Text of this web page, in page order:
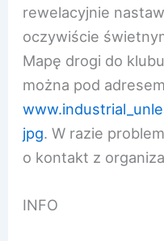
rewelacyjnie
oczywiście
Mapę drogi do
można pod adresem
jpg. W razie
o kontakt z
INFO